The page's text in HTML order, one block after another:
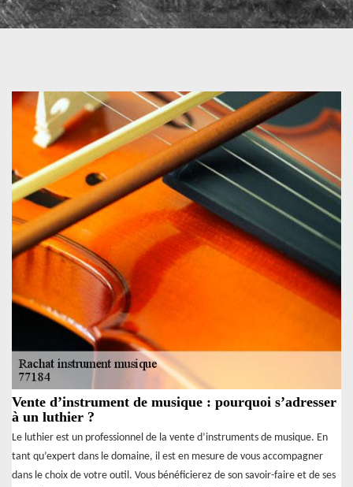
Vente d’instrument de musique : pourquoi s’adresser
à un luthier ?
Le luthier est un professionnel de la vente d’instruments de musique. En
tant qu’expert dans le domaine, il est en mesure de vous accompagner
dans le choix de votre outil. Vous bénéficierez de son savoir-faire et de ses